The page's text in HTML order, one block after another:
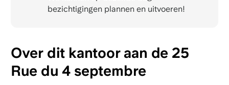
bezichtigingen plannen en uitvoeren!
Over dit kantoor aan de 25
Rue du 4 septembre